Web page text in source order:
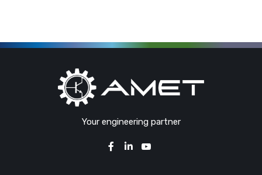
Your engineering partner